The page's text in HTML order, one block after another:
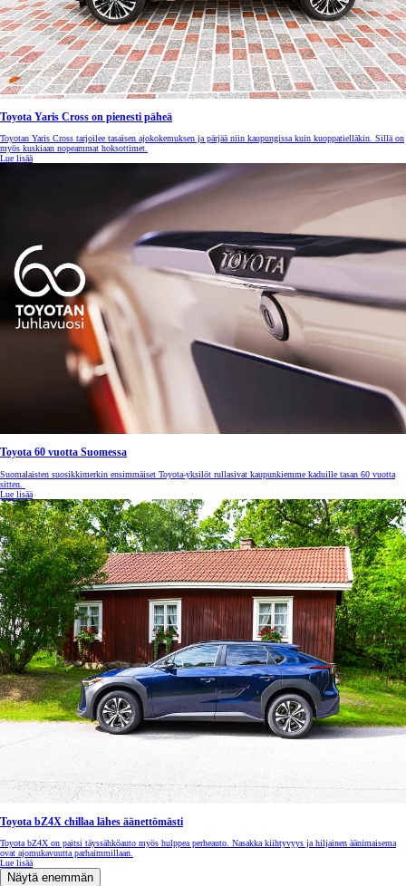
Toyota Yaris Cross on pienesti päheä
Toyotan Yaris Cross tarjoilee tasaisen ajokokemuksen ja pärjää niin kaupungissa kuin kuoppatielläkin. Sillä on
myös kuskiaan nopeammat hoksottimet.
Lue lisää
Toyota 60 vuotta Suomessa
Suomalaisten suosikkimerkin ensimmäiset Toyota-yksilöt rullasivat kaupunkiemme kaduille tasan 60 vuotta
sitten.
Lue lisää
Toyota bZ4X chillaa lähes äänettömästi
Toyota bZ4X on paitsi täyssähköauto myös hulppea perheauto. Nasakka kiihtyvyys ja hiljainen äänimaisema
ovat ajomukavuutta parhaimmillaan.
Lue lisää
Näytä enemmän